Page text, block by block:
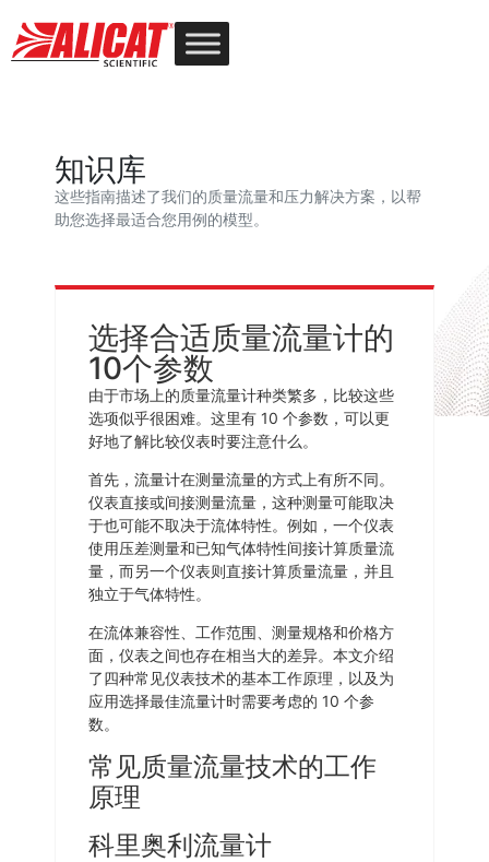
知识库
这些指南描述了我们的质量流量和压力解决方案，以帮
助您选择最适合您用例的模型。
选择合适质量流量计的
10个参数
由于市场上的质量流量计种类繁多，比较这些
选项似乎很困难。这里有 10 个参数，可以更
好地了解比较仪表时要注意什么。
首先，流量计在测量流量的方式上有所不同。
仪表直接或间接测量流量，这种测量可能取决
于也可能不取决于流体特性。例如，一个仪表
使用压差测量和已知气体特性间接计算质量流
量，而另一个仪表则直接计算质量流量，并且
独立于气体特性。
在流体兼容性、工作范围、测量规格和价格方
面，仪表之间也存在相当大的差异。本文介绍
了四种常见仪表技术的基本工作原理，以及为
应用选择最佳流量计时需要考虑的 10 个参
数。
常见质量流量技术的工作
原理
科里奥利流量计